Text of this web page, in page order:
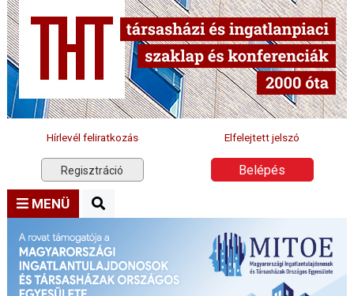
Hírlevél feliratkozás Elfelejtett jelszó
Regisztráció Belépés
MENÜ